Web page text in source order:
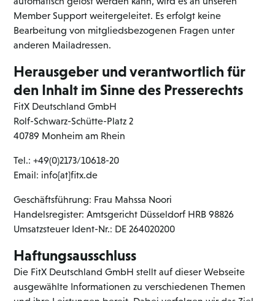
Member Support weitergeleitet. Es erfolgt keine
Bearbeitung von mitgliedsbezogenen Fragen unter
anderen Mailadressen.
Herausgeber und verantwortlich für
den Inhalt im Sinne des Presserechts
FitX Deutschland GmbH
Rolf-Schwarz-Schütte-Platz 2
40789 Monheim am Rhein
Tel.: +49(0)2173/10618-20
Email: info[at]fitx.de
Geschäftsführung: Frau Mahssa Noori
Handelsregister: Amtsgericht Düsseldorf HRB 98826
Umsatzsteuer Ident-Nr.: DE 264020200
Haftungsausschluss
Die FitX Deutschland GmbH stellt auf dieser Webseite
ausgewählte Informationen zu verschiedenen Themen